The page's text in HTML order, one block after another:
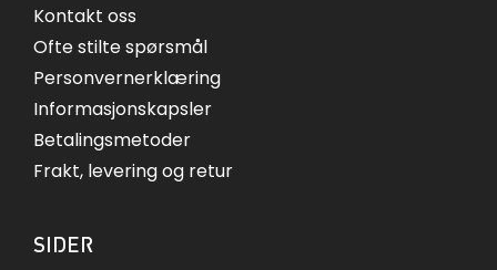
Kontakt oss
Ofte stilte spørsmål
Personvernerklæring
Informasjonskapsler
Betalingsmetoder
Frakt, levering og retur
SIDER